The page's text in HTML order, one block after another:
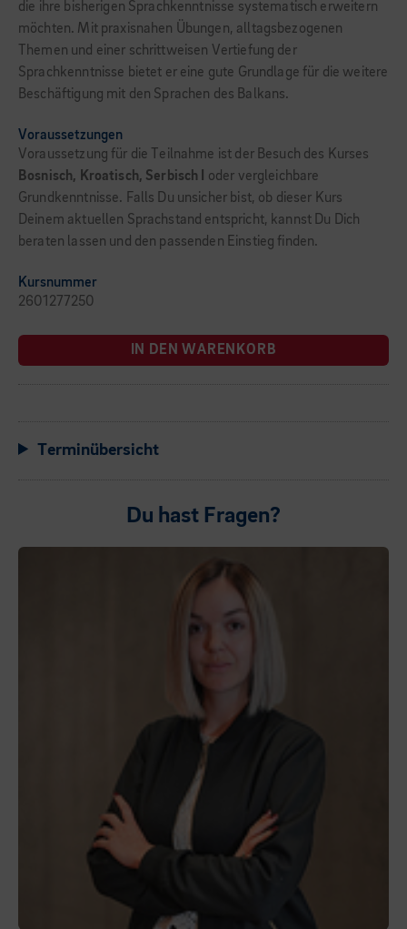
die ihre bisherigen Sprachkenntnisse systematisch erweitern
möchten. Mit praxisnahen Übungen, alltagsbezogenen
Themen und einer schrittweisen Vertiefung der
Sprachkenntnisse bietet er eine gute Grundlage für die weitere
Beschäftigung mit den Sprachen des Balkans.
Voraussetzungen
Voraussetzung für die Teilnahme ist der Besuch des Kurses
Bosnisch, Kroatisch, Serbisch I
oder vergleichbare
Grundkenntnisse. Falls Du unsicher bist, ob dieser Kurs
Deinem aktuellen Sprachstand entspricht, kannst Du Dich
beraten lassen und den passenden Einstieg finden.
Kursnummer
2601277250
IN DEN WARENKORB
Terminübersicht
Du hast Fragen?